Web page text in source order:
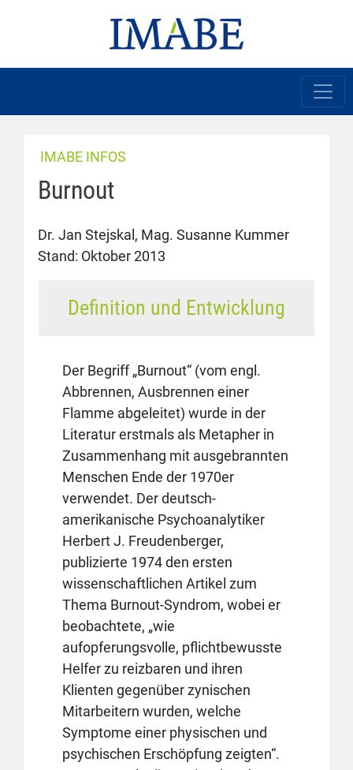
IMABE INFOS
Burnout
Dr. Jan Stejskal, Mag. Susanne Kummer
Stand: Oktober 2013
Definition und Entwicklung
Der Begriff „Burnout“ (vom engl.
Abbrennen, Ausbrennen einer
Flamme abgeleitet) wurde in der
Literatur erstmals als Metapher in
Zusammenhang mit ausgebrannten
Menschen Ende der 1970er
verwendet. Der deutsch-
amerikanische Psychoanalytiker
Herbert J. Freudenberger,
publizierte 1974 den ersten
wissenschaftlichen Artikel zum
Thema Burnout-Syndrom, wobei er
beobachtete, „wie
aufopferungsvolle, pflichtbewusste
Helfer zu reizbaren und ihren
Klienten gegenüber zynischen
Mitarbeitern wurden, welche
Symptome einer physischen und
psychischen Erschöpfung zeigten“.